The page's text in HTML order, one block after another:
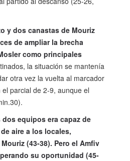
y dos canastas de Mouriz
de ampliar la brecha
como principales
la situación se mantenía
otra vez la vuelta al marcador
parcial de 2-9, aunque el
equipos era capaz de
aire a los locales,
(43-38). Pero el Amfiv
su oportunidad (45-